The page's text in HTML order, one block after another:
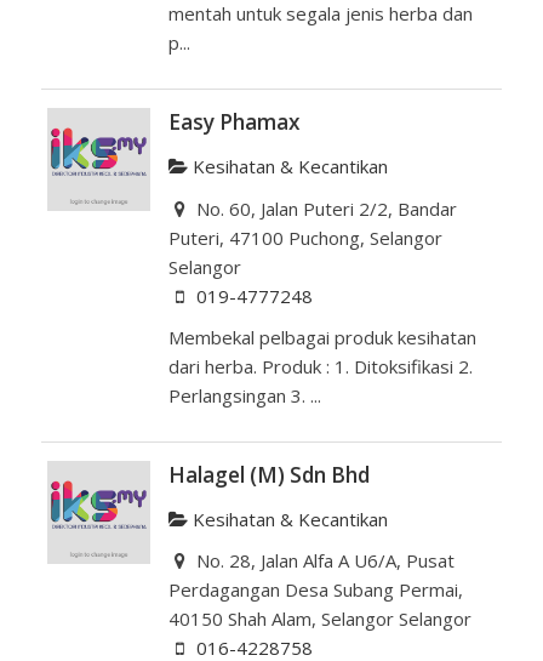
mentah untuk segala jenis herba dan
p...
Easy Phamax
Kesihatan & Kecantikan
No. 60, Jalan Puteri 2/2, Bandar
Puteri, 47100 Puchong, Selangor
Selangor
019-4777248
Membekal pelbagai produk kesihatan
dari herba. Produk : 1. Ditoksifikasi 2.
Perlangsingan 3. ...
Halagel (M) Sdn Bhd
Kesihatan & Kecantikan
No. 28, Jalan Alfa A U6/A, Pusat
Perdagangan Desa Subang Permai,
40150 Shah Alam, Selangor Selangor
016-4228758